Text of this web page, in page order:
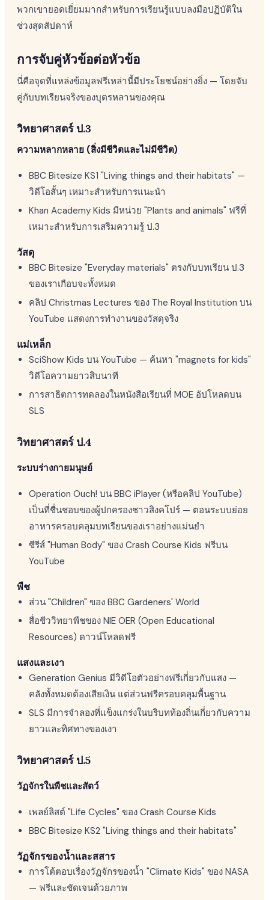
พวกเขายอดเยี่ยมมากสำหรับการเรียนรู้แบบลงมือปฏิบัติใน
ช่วงสุดสัปดาห์
การจับคู่หัวข้อต่อหัวข้อ
นี่คือจุดที่แหล่งข้อมูลฟรีเหล่านี้มีประโยชน์อย่างยิ่ง — โดยจับ
คู่กับบทเรียนจริงของบุตรหลานของคุณ
วิทยาศาสตร์ ป.3
ความหลากหลาย (สิ่งมีชีวิตและไม่มีชีวิต)
BBC Bitesize KS1 "Living things and their habitats" —
วิดีโอสั้นๆ เหมาะสำหรับการแนะนำ
Khan Academy Kids มีหน่วย "Plants and animals" ฟรีที่
เหมาะสำหรับการเสริมความรู้ ป.3
วัสดุ
BBC Bitesize "Everyday materials" ตรงกับบทเรียน ป.3
ของเราเกือบจะทั้งหมด
คลิป Christmas Lectures ของ The Royal Institution บน
YouTube แสดงการทำงานของวัสดุจริง
แม่เหล็ก
SciShow Kids บน YouTube — ค้นหา "magnets for kids"
วิดีโอความยาวสิบนาที
การสาธิตการทดลองในหนังสือเรียนที่ MOE อัปโหลดบน
SLS
วิทยาศาสตร์ ป.4
ระบบร่างกายมนุษย์
Operation Ouch! บน BBC iPlayer (หรือคลิป YouTube)
เป็นที่ชื่นชอบของผู้ปกครองชาวสิงคโปร์ — ตอนระบบย่อย
อาหารครอบคลุมบทเรียนของเราอย่างแม่นยำ
ซีรีส์ "Human Body" ของ Crash Course Kids ฟรีบน
YouTube
พืช
ส่วน "Children" ของ BBC Gardeners' World
สื่อชีววิทยาพืชของ NIE OER (Open Educational
Resources) ดาวน์โหลดฟรี
แสงและเงา
Generation Genius มีวิดีโอตัวอย่างฟรีเกี่ยวกับแสง —
คลังทั้งหมดต้องเสียเงิน แต่ส่วนฟรีครอบคลุมพื้นฐาน
SLS มีการจำลองที่แข็งแกร่งในบริบทท้องถิ่นเกี่ยวกับความ
ยาวและทิศทางของเงา
วิทยาศาสตร์ ป.5
วัฏจักรในพืชและสัตว์
เพลย์ลิสต์ "Life Cycles" ของ Crash Course Kids
BBC Bitesize KS2 "Living things and their habitats"
วัฏจักรของน้ำและสสาร
การโต้ตอบเรื่องวัฏจักรของน้ำ "Climate Kids" ของ NASA
— ฟรีและชัดเจนด้วยภาพ